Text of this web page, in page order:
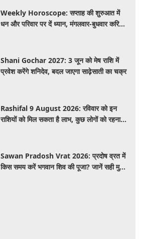
Weekly Horoscope: सप्ताह की शुरुआत में
धन और परिवार पर दें ध्यान, मंगलवार-बुधवार करियर
Shani Gochar 2027: 3 जून को मेष राशि में
प्रवेश करेंगे शनिदेव, बदल जाएगा साढ़ेसाती का चक्र
Rashifal 9 August 2026: रविवार को इन
राशियों को मिल सकता है लाभ, कुछ लोगों को रहना
Sawan Pradosh Vrat 2026: प्रदोष व्रत में
किस समय करें भगवान शिव की पूजा? जानें सही मुहूर्त